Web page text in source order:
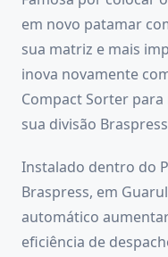
em novo patamar
sua matriz e mais
inova novamente
Compact Sorter
sua divisão
Instalado dentro do
Braspress, em
automático
eficiência de